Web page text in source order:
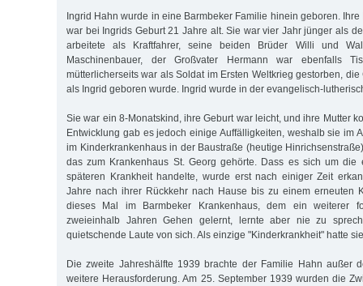
Ingrid Hahn wurde in eine Barmbeker Familie hinein geboren. Ihre
war bei Ingrids Geburt 21 Jahre alt. Sie war vier Jahr jünger als
arbeitete als Kraftfahrer, seine beiden Brüder Willi und
Maschinenbauer, der Großvater Hermann war ebenfalls
mütterlicherseits war als Soldat im Ersten Weltkrieg gestorben,
als Ingrid geboren wurde. Ingrid wurde in der evangelisch-
Sie war ein 8-Monatskind, ihre Geburt war leicht, und ihre Mutter
Entwicklung gab es jedoch einige Auffälligkeiten, weshalb sie im
im Kinderkrankenhaus in der Baustraße (heutige
das zum Krankenhaus St. Georg gehörte. Dass es sich um die
späteren Krankheit handelte, wurde erst nach einiger Zeit
Jahre nach ihrer Rückkehr nach Hause bis zu einem erneuten
dieses Mal im Barmbeker Krankenhaus, dem ein weiterer
zweieinhalb Jahren Gehen gelernt, lernte aber nie zu
quietschende Laute von sich. Als einzige "Kinderkrankheit" hatte
Die zweite Jahreshälfte 1939 brachte der Familie Hahn außer
weitere Herausforderung. Am 25. September 1939 wurden die